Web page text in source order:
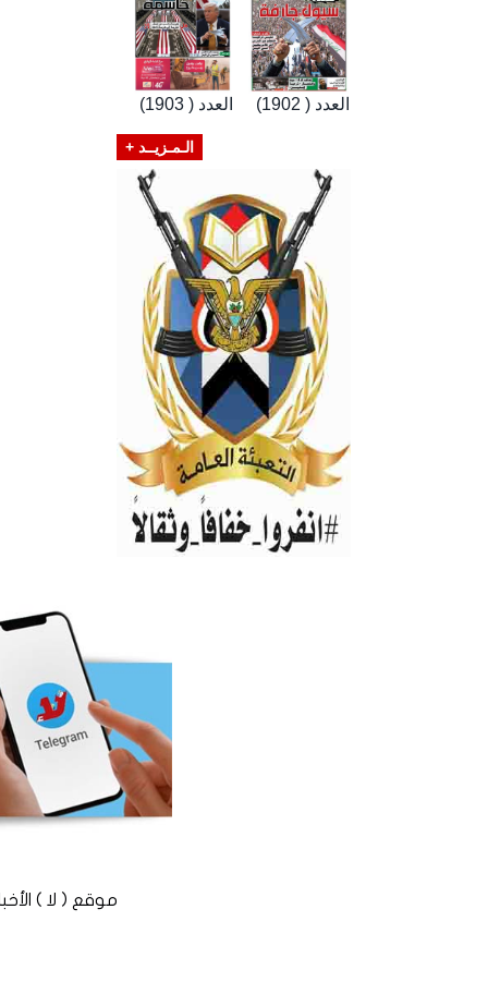
العدد ( 1903) العدد ( 1902)
الـمـزيــد +
موقع ( لا ) الأخباري المستقل ©